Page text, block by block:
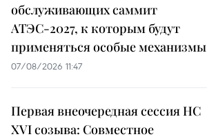
обслуживающих саммит
АТЭС-2027, к которым будут
применяться особые механизмы
07/08/2026 11:47
Первая внеочередная сессия НС
XVI созыва: Совместное